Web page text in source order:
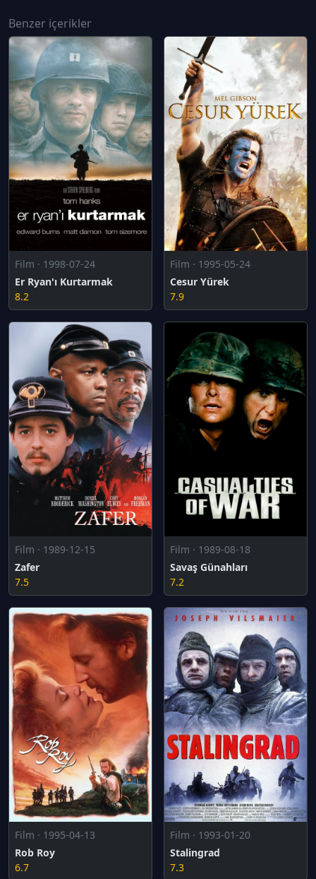
Benzer içerikler
Film · 1998-07-24
Er Ryan'ı Kurtarmak
8.2
Film · 1995-05-24
Cesur Yürek
7.9
Film · 1989-12-15
Zafer
7.5
Film · 1989-08-18
Savaş Günahları
7.2
Film · 1995-04-13
Rob Roy
6.7
Film · 1993-01-20
Stalingrad
7.3